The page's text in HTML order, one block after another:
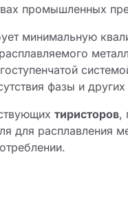
промышленных
минимальную
фазы и
тиристоров,
для расплавления